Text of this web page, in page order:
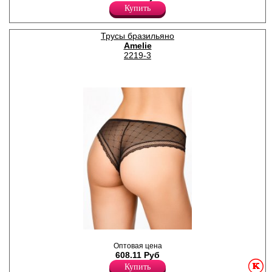
перфорированного
хлопкового полотна с
добавлением нейлона и
эластана, повышающий
прочность и качество
одежды, создавая
идеальное облегание
талии, удерживающие трусы
во время носки. Модель
декорирована кружевом.
Гигиеничная хлопковая
ластовица позволяет
избежать трения и
раздражения кожи. Удобная
и комфортная модель для
повседневного белья. .
Хлопок 85%
Нейлон 9%
Эластан 6%
Купить
Трусы бразильяно
Amelie
2219-3
коллекции NADIN из мягкой
микрофибры и нежного
гипюра, со средней линией
Оптовая цена
608.11 Руб
Купить